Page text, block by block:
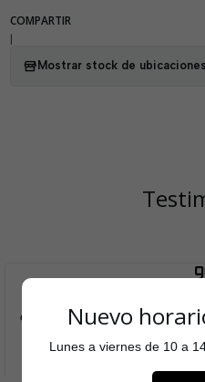
COMPARTIR
Mostrar stock de ubicaciones
Aquí puedes agregar el
entregó sobre tu tienda
de tu
Nuevo
Lunes a viernes de 10 a